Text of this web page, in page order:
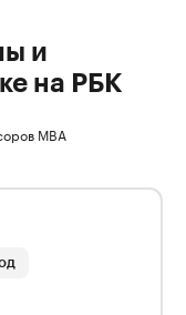
и
на РБК
MBA